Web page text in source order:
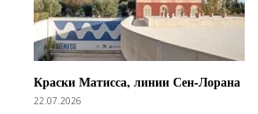
Краски Матисса, линии Сен-Лорана
22.07.2026